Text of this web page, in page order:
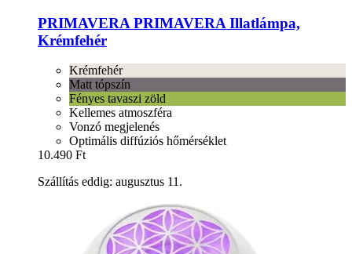
PRIMAVERA PRIMAVERA Illatlámpa,
Krémfehér
Krémfehér
Matt tópszín
Fényes tavaszi zöld
Kellemes atmoszféra
Vonzó megjelenés
Optimális diffúziós hőmérséklet
10.490 Ft
Szállítás eddig: augusztus 11.